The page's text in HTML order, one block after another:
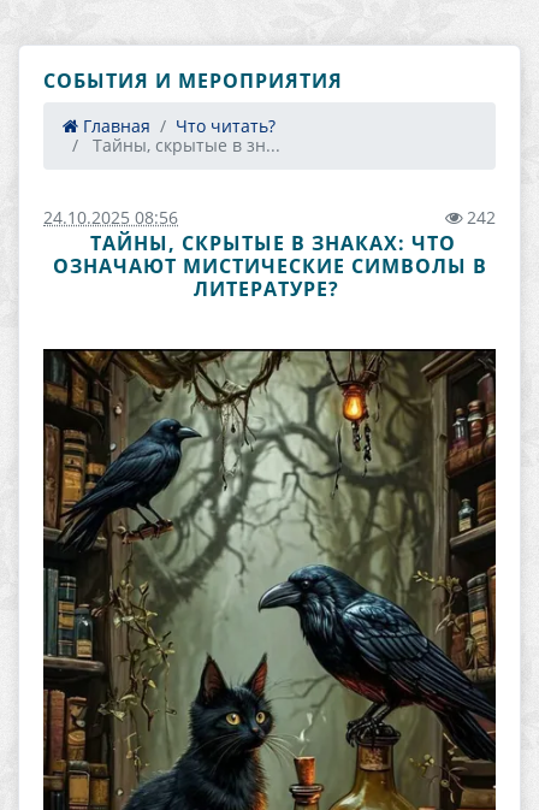
СОБЫТИЯ И МЕРОПРИЯТИЯ
Главная
Что читать?
​ Тайны, скрытые в зн...
24.10.2025 08:56 242
​ ТАЙНЫ, СКРЫТЫЕ В ЗНАКАХ: ЧТО
ОЗНАЧАЮТ МИСТИЧЕСКИЕ СИМВОЛЫ В
ЛИТЕРАТУРЕ? ​